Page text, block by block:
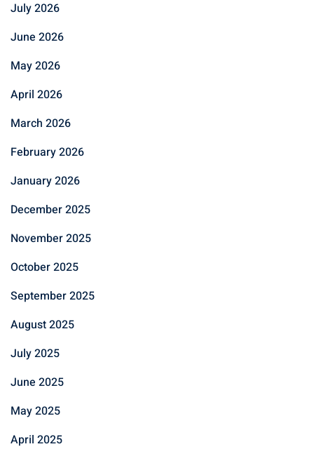
July 2026
June 2026
May 2026
April 2026
March 2026
February 2026
January 2026
December 2025
November 2025
October 2025
September 2025
August 2025
July 2025
June 2025
May 2025
April 2025